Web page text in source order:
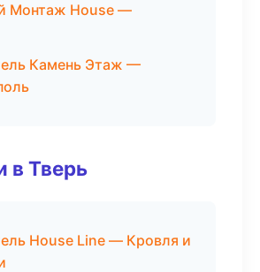
Монтаж House —
Камень Этаж —
в Тверь
House Line — Кровля и